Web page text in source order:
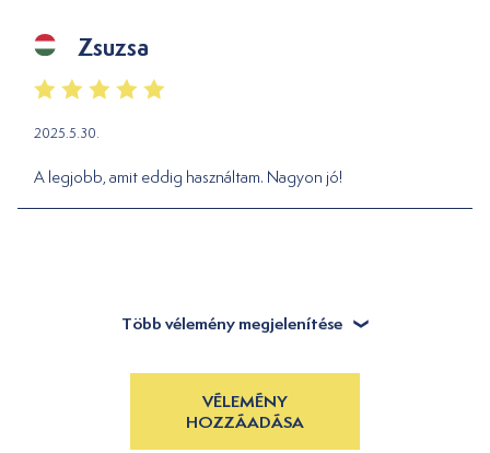
Zsuzsa
2025.5.30.
A legjobb, amit eddig használtam. Nagyon jó!
Több vélemény megjelenítése
VÉLEMÉNY
HOZZÁADÁSA